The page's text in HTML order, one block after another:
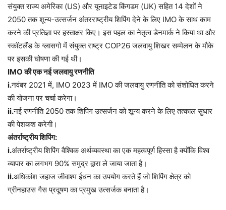
संयुक्त राज्य अमेरिका (US) और यूनाइटेड किंगडम (UK) सहित 14 देशों ने
2050 तक शून्य-उत्सर्जन अंतरराष्ट्रीय शिपिंग देने के लिए IMO के साथ काम
करने की प्रतिज्ञा पर हस्ताक्षर किए। इस पहल का नेतृत्व डेनमार्क ने किया था और
स्कॉटलैंड के ग्लासगो में संयुक्त राष्ट्र COP26 जलवायु शिखर सम्मेलन के मौके
पर इसकी घोषणा की गई थी।
IMO की एक नई जलवायु रणनीति
i.नवंबर 2021 में, IMO 2023 में IMO की जलवायु रणनीति को संशोधित करने
की योजना पर चर्चा करेगा।
ii.नई रणनीति 2050 तक शिपिंग उत्सर्जन को शून्य करने के लिए तत्काल सुधार
की पेशकश करेगी।
अंतर्राष्ट्रीय शिपिंग:
i.अंतर्राष्ट्रीय शिपिंग वैश्विक अर्थव्यवस्था का एक महत्वपूर्ण हिस्सा है क्योंकि विश्व
व्यापार का लगभग 90% समुद्र द्वारा ले जाया जाता है।
ii.अधिकांश जहाज जीवाश्म ईंधन का उपयोग करते हैं जो शिपिंग क्षेत्र को
ग्रीनहाउस गैस प्रदूषण का प्रमुख उत्सर्जक बनाता है।